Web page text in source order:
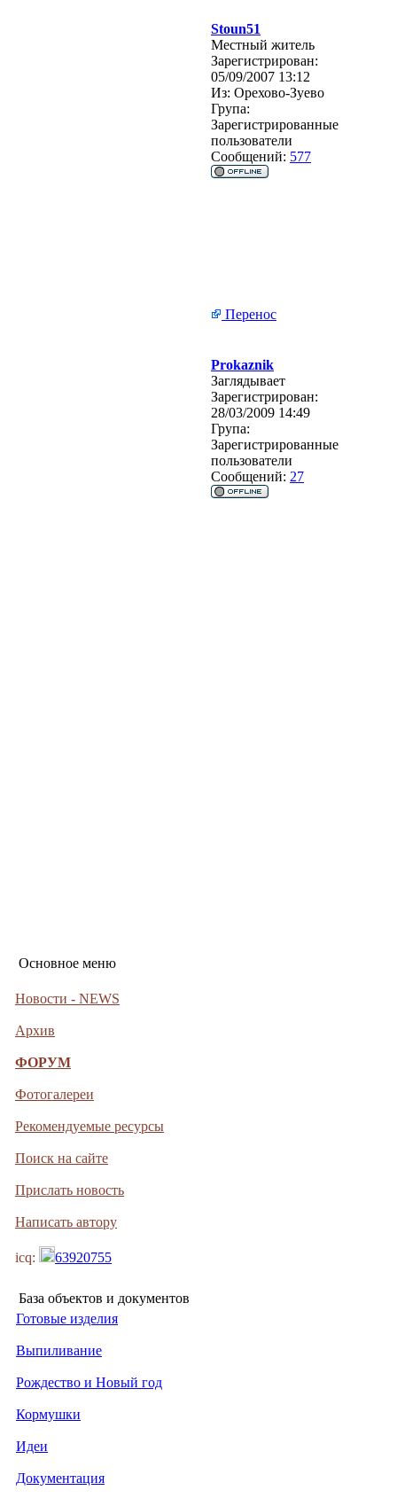
Основное меню
Новости - NEWS
Архив
ФОРУМ
Фотогалереи
Рекомендуемые ресурсы
Поиск на сайте
Прислать новость
Написать автору
icq: 63920755
База объектов и документов
Готовые изделия
Выпиливание
Рождество и Новый год
Кормушки
Идеи
Документация
Stoun51
Местный житель
Зарегистрирован:
05/09/2007 13:12
Из: Орехово-Зуево
Група:
Зарегистрированные
пользователи
Сообщений: 577
Перенос
Prokaznik
Заглядывает
Зарегистрирован:
28/03/2009 14:49
Група:
Зарегистрированные
пользователи
Сообщений: 27